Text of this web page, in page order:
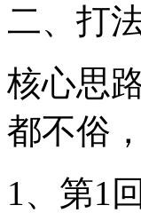
二、打
核心思
都不俗
1、第1